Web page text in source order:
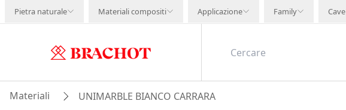
Pietra naturale Materiali compositi Applicazione Family Cave
Materiali UNIMARBLE BIANCO CARRARA